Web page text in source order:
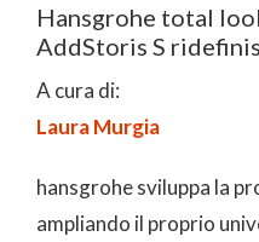
Hansgrohe total
AddStoris S
A cura di:
Laura Murgia
hansgrohe sviluppa la
ampliando il proprio